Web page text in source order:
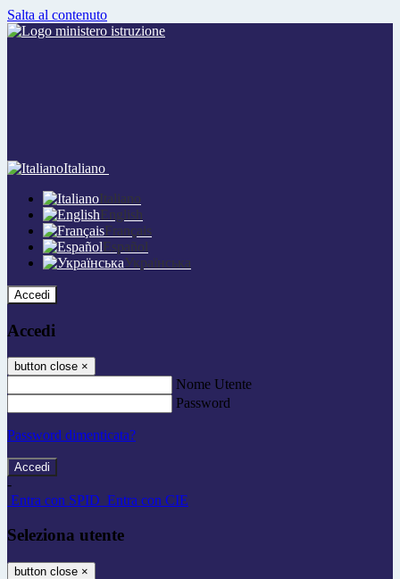
Salta al contenuto
Italiano
Italiano
English
Français
Español
Українська
Accedi
Accedi
button close ×
Nome Utente
Password
Password dimenticata?
-
Entra con SPID Entra con CIE
Seleziona utente
button close ×